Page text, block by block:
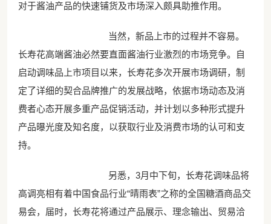
对于酱油产品的快速铺货及市场深入颇具助推作用。
当然，新品上市的过程并不容易。
长寿花高端酱油必然要直面酱油行业激烈的市场竞争。自
启动调味品上市项目以来，长寿花多次开展市场调研，制
定了详细的契合品牌推广的发展战略，依据市场动态及消
费者心态开展多重产品促销活动，并计划以多种形式提升
产品曝光度及知名度，以获取行业及消费市场的认可和支
持。
另悉，3月中下旬，长寿花调味品将
高调亮相有着中国食品行业“晴雨表”之称的全国糖酒商品交
易会，届时，长寿花将通过产品展示、理念输出、贸易洽